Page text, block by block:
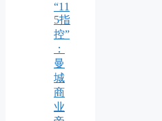
“11
5指
控”
：
曼
城
商
业